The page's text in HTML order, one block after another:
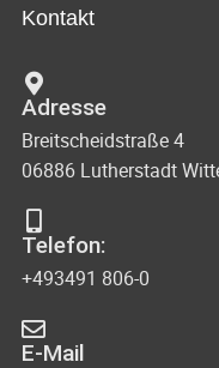
Kontakt
Adresse
Breitscheidstraße 4
06886 Lutherstadt
Telefon:
+493491 806-0
E-Mail